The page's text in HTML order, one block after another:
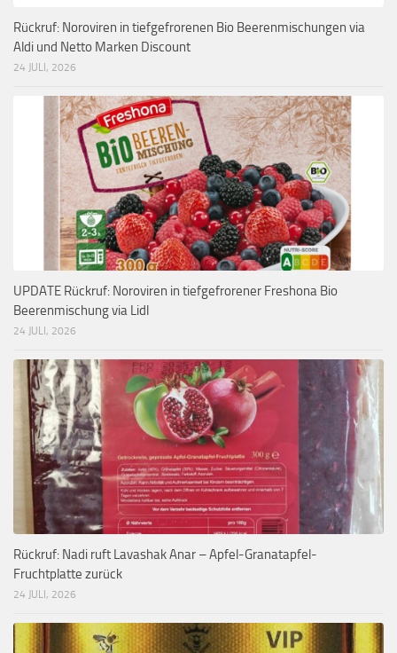
Rückruf: Noroviren in tiefgefrorenen Bio Beerenmischungen via
Aldi und Netto Marken Discount
24 JULI, 2026
UPDATE Rückruf: Noroviren in tiefgefrorener Freshona Bio
Beerenmischung via Lidl
24 JULI, 2026
Rückruf: Nadi ruft Lavashak Anar – Apfel-Granatapfel-
Fruchtplatte zurück
24 JULI, 2026